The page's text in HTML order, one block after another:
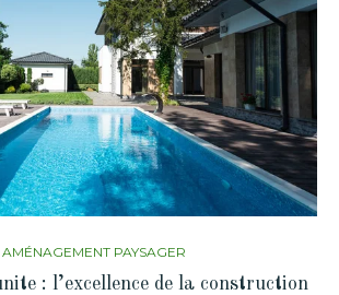
AMÉNAGEMENT PAYSAGER
: l’excellence de la construction